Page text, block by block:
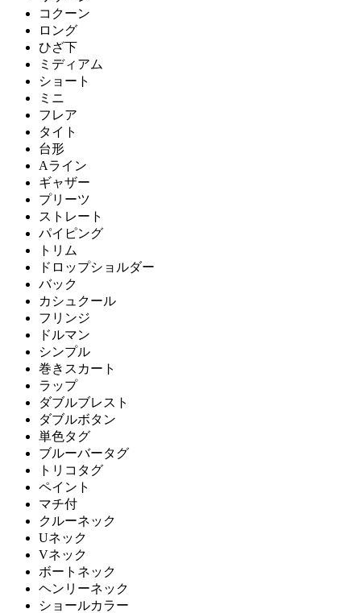
コクーン
ロング
ひざ下
ミディアム
ショート
ミニ
フレア
タイト
台形
Aライン
ギャザー
プリーツ
ストレート
パイピング
トリム
ドロップショルダー
バック
カシュクール
フリンジ
ドルマン
シンプル
巻きスカート
ラップ
ダブルブレスト
ダブルボタン
単色タグ
ブルーバータグ
トリコタグ
ペイント
マチ付
クルーネック
Uネック
Vネック
ボートネック
ヘンリーネック
ショールカラー